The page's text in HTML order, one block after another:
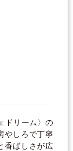
ドリーム〉の
やしろで丁寧
香ばしさが広